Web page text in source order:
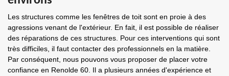
Les structures comme les fenêtres de toit sont en proie à des
agressions venant de l'extérieur. En fait, il est possible de réaliser
des réparations de ces structures. Pour ces interventions qui sont
très difficiles, il faut contacter des professionnels en la matière.
Par conséquent, nous pouvons vous proposer de placer votre
confiance en Renolde 60. Il a plusieurs années d'expérience et